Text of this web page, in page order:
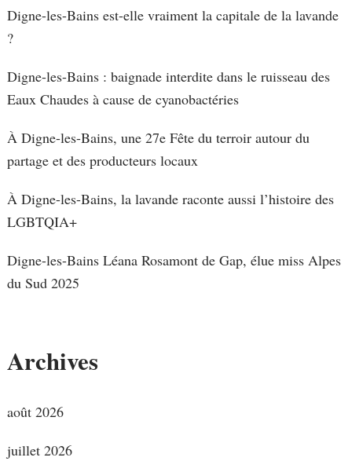
Digne-les-Bains est-elle vraiment la capitale de la lavande
?
Digne-les-Bains : baignade interdite dans le ruisseau des
Eaux Chaudes à cause de cyanobactéries
À Digne-les-Bains, une 27e Fête du terroir autour du
partage et des producteurs locaux
À Digne-les-Bains, la lavande raconte aussi l’histoire des
LGBTQIA+
Digne-les-Bains Léana Rosamont de Gap, élue miss Alpes
du Sud 2025
Archives
août 2026
juillet 2026